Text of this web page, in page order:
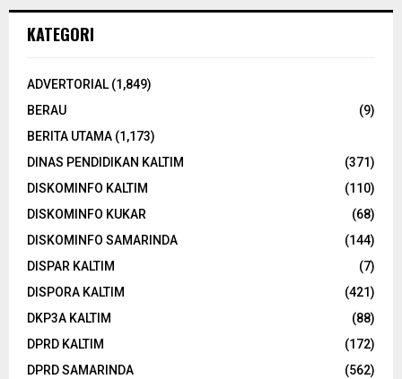
KATEGORI
ADVERTORIAL(1,849)
BERAU
(9)
BERITA UTAMA (1,173)
DINAS PENDIDIKAN KALTIM
(371)
DISKOMINFO KALTIM
(110)
DISKOMINFO KUKAR
(68)
DISKOMINFO SAMARINDA
(144)
DISPAR KALTIM
(7)
DISPORA KALTIM
(421)
DKP3A KALTIM
(88)
DPRD KALTIM
(172)
DPRD SAMARINDA
(562)